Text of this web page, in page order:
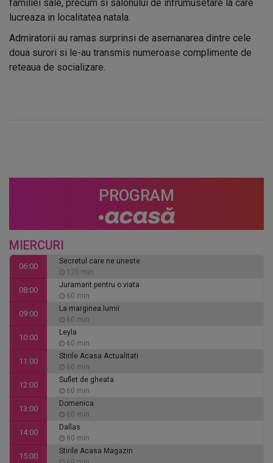
familiei sale, precum si salonului de infrumusetare la care
lucreaza in localitatea natala.
Admiratorii au ramas surprinsi de asemanarea dintre cele
doua surori si le-au transmis numeroase complimente de
reteaua de socializare.
PROGRAM
MIERCURI
06:00
Secretul care ne uneste
120 min
08:00
Juramant pentru o viata
60 min
09:00
La marginea lumii
60 min
10:00
Leyla
60 min
11:00
Stirile Acasa Actualitati
60 min
12:00
Suflet de gheata
60 min
13:00
Domenica
60 min
14:00
Dallas
60 min
15:00
Stirile Acasa Magazin